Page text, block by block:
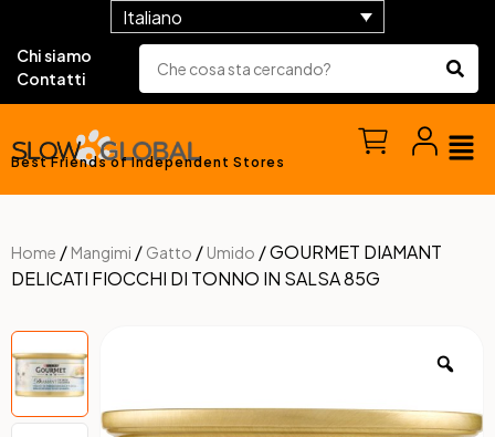
Italiano
Chi siamo
Contatti
Best Friends of Independent Stores
Home / Mangimi / Gatto / Umido / GOURMET DIAMANT
DELICATI FIOCCHI DI TONNO IN SALSA 85G